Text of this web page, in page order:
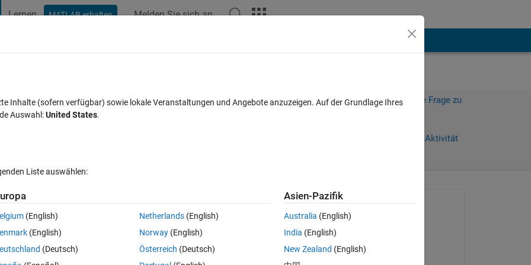
Lernen MATLAB erhalten Melden Sie sich an
floder
Melden Sie sich an, um diese Frage zu
Anmelden, um Aktivität
0 Stimmen
uninstall and other means,but finally failed,because it's not in the list
wanli li
am 8 Mai 2021
Inhalte (sofern verfügbar) sowie lokale Veranstaltungen und Angebote anzuzeigen. Auf der Grundlage Ihres
Auswahl:United States.
Liste auswählen:
(English)
(English)
(Deutsch)
Netherlands(English)
Norway(English)
Österreich (Deutsch)
Asien-Pazifik
Australia (English)
India (English)
New Zealand (English)